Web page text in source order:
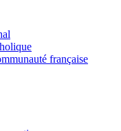
française